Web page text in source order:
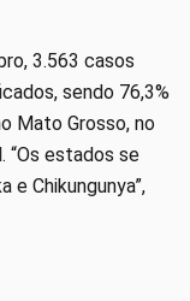
3.563 casos
sendo 76,3%
Mato Grosso, no
“Os estados se
e Chikungunya”,